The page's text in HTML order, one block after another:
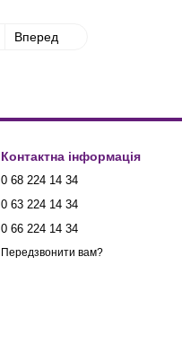
Вперед
Контактна інформація
0 68 224 14 34
0 63 224 14 34
0 66 224 14 34
Передзвонити вам?